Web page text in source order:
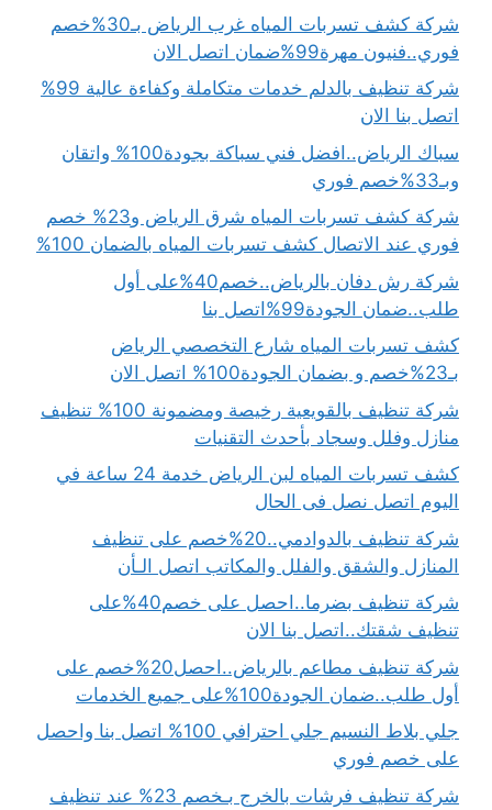
شركة كشف تسربات المياه غرب الرياض بـ30%خصم
فوري..فنيون مهرة99%ضمان اتصل الان
شركة تنظيف بالدلم خدمات متكاملة وكفاءة عالية 99%
اتصل بنا الان
سباك الرياض..افضل فني سباكة بجودة100% واتقان
وبـ33%خصم فوري
شركة كشف تسربات المياه شرق الرياض و23% خصم
فوري عند الاتصال كشف تسربات المياه بالضمان 100%
شركة رش دفان بالرياض..خصم40%على أول
طلب..ضمان الجودة99%اتصل بنا
كشف تسربات المياه شارع التخصصي الرياض
بـ23%خصم و بضمان الجودة100% اتصل الان
شركة تنظيف بالقويعية رخيصة ومضمونة 100% تنظيف
منازل وفلل وسجاد بأحدث التقنيات
كشف تسربات المياه لبن الرياض خدمة 24 ساعة في
اليوم اتصل نصل فى الحال
شركة تنظيف بالدوادمي..20%خصم على تنظيف
المنازل والشقق والفلل والمكاتب اتصل الـأن
شركة تنظيف بضرما..احصل على خصم40%على
تنظيف شقتك..اتصل بنا الان
شركة تنظيف مطاعم بالرياض..احصل20%خصم على
أول طلب..ضمان الجودة100%على جميع الخدمات
جلي بلاط النسيم جلي احترافي 100% اتصل بنا واحصل
على خصم فوري
شركة تنظيف فرشات بالخرج بـخصم 23% عند تنظيف